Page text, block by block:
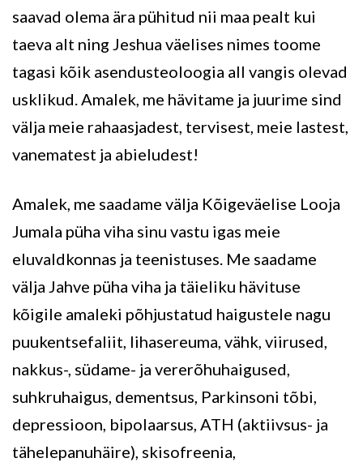
saavad olema ära pühitud nii maa pealt kui
taeva alt ning Jeshua väelises nimes toome
tagasi kõik asendusteoloogia all vangis olevad
usklikud. Amalek, me hävitame ja juurime sind
välja meie rahaasjadest, tervisest, meie lastest,
vanematest ja abieludest!
Amalek, me saadame välja Kõigeväelise Looja
Jumala püha viha sinu vastu igas meie
eluvaldkonnas ja teenistuses. Me saadame
välja Jahve püha viha ja täieliku hävituse
kõigile amaleki põhjustatud haigustele nagu
puukentsefaliit, lihasereuma, vähk, viirused,
nakkus-, südame- ja vererõhuhaigused,
suhkruhaigus, dementsus, Parkinsoni tõbi,
depressioon, bipolaarsus, ATH (aktiivsus- ja
tähelepanuhäire), skisofreenia,